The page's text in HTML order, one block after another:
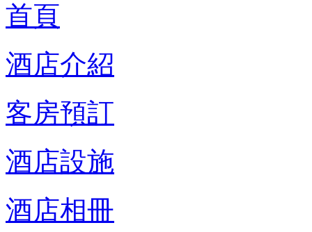
首頁
酒店介紹
客房預訂
酒店設施
酒店相冊